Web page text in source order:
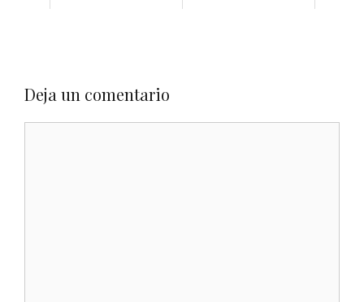
Deja un comentario